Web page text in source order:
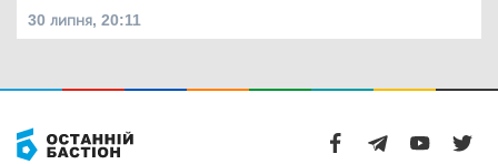
30 липня, 20:11